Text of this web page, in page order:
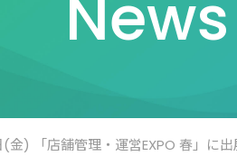
News
金) 「店舗管理・運営EXPO 春」に